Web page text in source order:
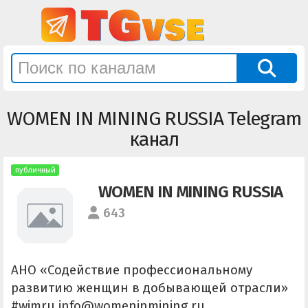
WOMEN IN MINING RUSSIA Telegram
канал
публичный
WOMEN IN MINING RUSSIA
643
АНО «Содействие профессиональному
развитию женщин в добывающей отрасли»